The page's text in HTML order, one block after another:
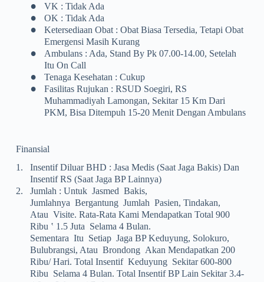
• VK : Tidak Ada
• OK : Tidak Ada
•
Ketersediaan Obat : Obat Biasa Tersedia, Tetapi Obat
Emergensi Masih Kurang
•
Ambulans : Ada, Stand By Pk 07.00-14.00, Setelah
Itu On Call
• Tenaga Kesehatan : Cukup
•
Fasilitas Rujukan : RSUD Soegiri, RS
Muhammadiyah Lamongan, Sekitar 15 Km Dari
PKM, Bisa Ditempuh 15-20 Menit Dengan Ambulans
Finansial
1.
Insentif Diluar BHD : Jasa Medis (saat Jaga Bakis) Dan
Insentif RS (saat Jaga BP Lainnya)
2.
Jumlah : Untuk Jasmed Bakis,
Jumlahnya Bergantung Jumlah Pasien, Tindakan,
Atau Visite. Rata-Rata Kami Mendapatkan Total 900
Ribu ‛ 1.5 Juta Selama 4 Bulan.
Sementara Itu Setiap Jaga BP Keduyung, Solokuro,
Bulubrangsi, Atau Brondong Akan Mendapatkan 200
Ribu/ Hari. Total Insentif Keduyung Sekitar 600-800
Ribu Selama 4 Bulan. Total Insentif BP Lain Sekitar 3.4-